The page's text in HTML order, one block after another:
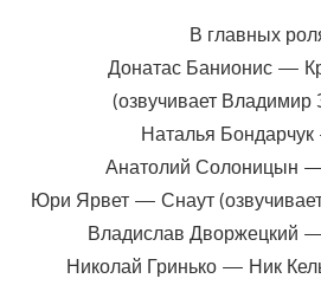
В главных
Донатас Банионис —
(озвучивает Владимир
Наталья
Анатолий Солоницын
Юри Ярвет — Снаут
Владислав Дворжецкий
Николай Гринько — Ник